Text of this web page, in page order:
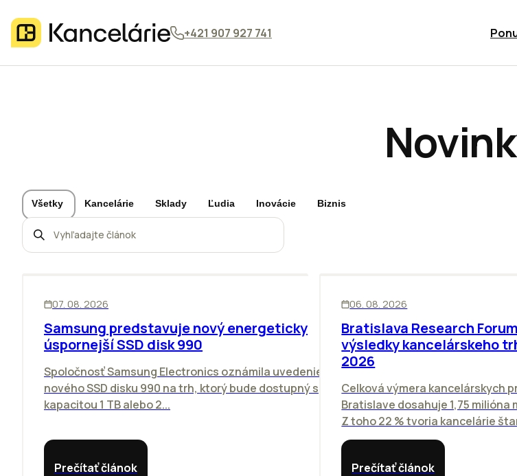
+421 907 927 741
Všetky Kancelárie Sklady Ľudia Inovácie Biznis
07. 08. 2026
Samsung predstavuje nový energeticky
úspornejší SSD disk 990
Spoločnosť Samsung Electronics oznámila uvedenie
nového SSD disku 990 na trh, ktorý bude dostupný s
kapacitou 1 TB alebo 2...
Prečítať článok
06. 08. 2026
Bratislava Research
výsledky kancelárskeho
2026
Celková výmera kancelárskych
Bratislave dosahuje 1,75 milióna
Z toho 22 % tvoria kancelárie
Prečítať článok